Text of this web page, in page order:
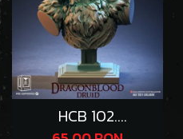
HCB 102.